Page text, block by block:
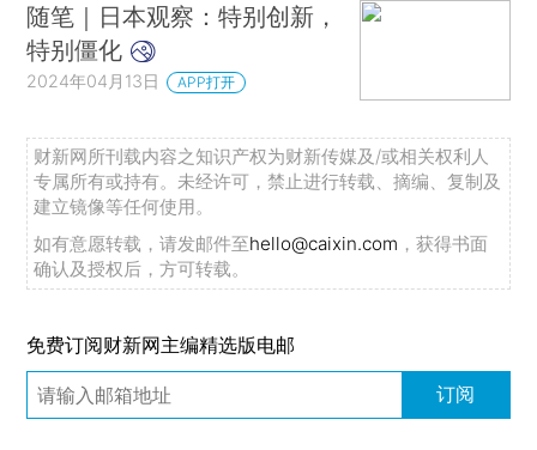
随笔｜日本观察：特别创新，
特别僵化
2024年04月13日 APP打开
财新网所刊载内容之知识产权为财新传媒及/或相关权利人
专属所有或持有。未经许可，禁止进行转载、摘编、复制及
建立镜像等任何使用。
如有意愿转载，请发邮件至hello@caixin.com ，获得书面
确认及授权后，方可转载。
免费订阅财新网主编精选版电邮
订阅